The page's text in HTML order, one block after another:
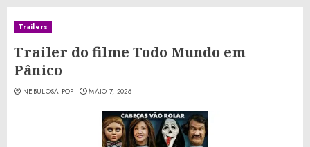
Trailers
Trailer do filme Todo Mundo em
Pânico
NEBULOSA POP MAIO 7, 2026